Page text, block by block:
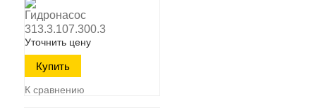
Гидронасос
313.3.107.300.3
Уточнить цену
К сравнению